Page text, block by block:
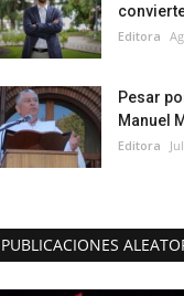
Editora
Pesar
Manuel
Editora
PUBLICACIONES